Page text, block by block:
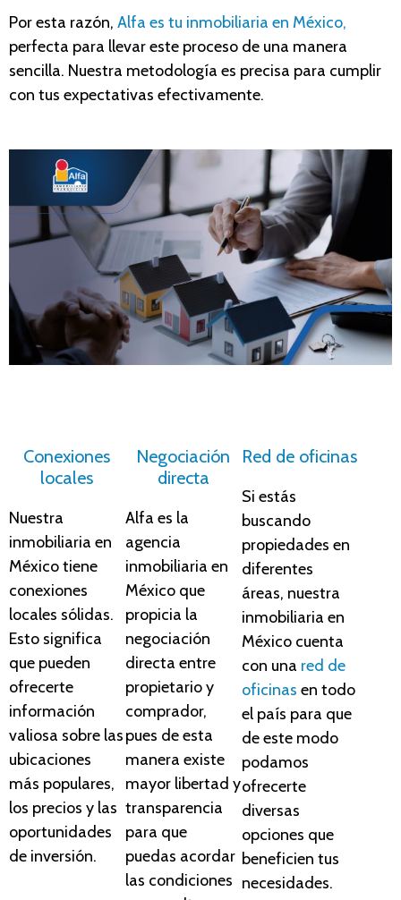
Por esta razón, Alfa es tu inmobiliaria en México,
perfecta para llevar este proceso de una manera
sencilla. Nuestra metodología es precisa para cumplir
con tus expectativas efectivamente.
Conexiones
locales
Nuestra
inmobiliaria en
México tiene
conexiones
locales sólidas.
Esto significa
que pueden
ofrecerte
información
valiosa sobre las
ubicaciones
más populares,
los precios y las
oportunidades
de inversión.
Negociación
directa
Alfa es la
agencia
inmobiliaria en
México que
propicia la
negociación
directa entre
propietario y
comprador,
pues de esta
manera existe
mayor libertad y
transparencia
para que
puedas acordar
las condiciones
Red de oficinas
Si estás
buscando
propiedades en
diferentes
áreas, nuestra
inmobiliaria en
México cuenta
con una red de
oficinas en todo
el país para que
de este modo
podamos
ofrecerte
diversas
opciones que
beneficien tus
necesidades.